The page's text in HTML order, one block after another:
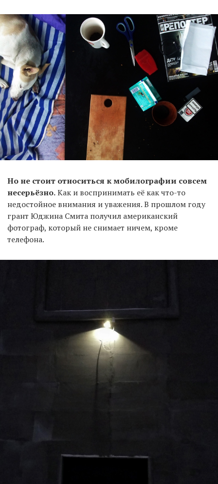
Но не стоит относиться к мобилографии совсем
несерьёзно.Как и воспринимать её как что-то
недостойное внимания и уважения. В прошлом году
грант Юджина Смита получил американский
фотограф, который не снимает ничем, кроме
телефона.